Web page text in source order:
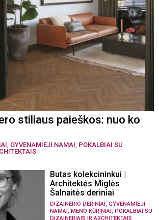
stiliaus paieškos: nuo ko
GYVENAMIEJI NAMAI POKALBIAI SU
Butas kolekcininkui |
Architektės Miglės
Šalnaitės deriniai
DIZAINERIO DERINIAI GYVENAMIEJI
NAMAI MENO KŪRINIAI POKALBIAI SU
DIZAINERIAIS IR ARCHITEKTAIS